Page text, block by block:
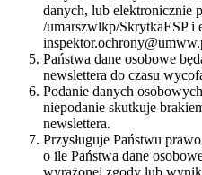
danych, lub elektronicznie
/umarszwlkp/SkrytkaESP i
Państwa dane osobowe
newslettera do czasu
Podanie danych
niepodanie skutkuje
newslettera.
Przysługuje Państwu
o ile Państwa dane
wyrażonej zgody lub